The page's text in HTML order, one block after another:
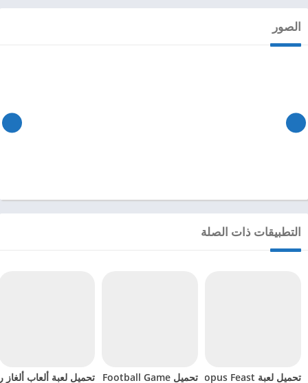
الصور
التطبيقات ذات الصلة
تحميل لعبة Octopus Feast مهكرة للاندرويد 2024 تحميل Soccer Hero PvP Football Game مهكرة للاندرويد 2024 تحميل لعبة ألعاب ألغاز